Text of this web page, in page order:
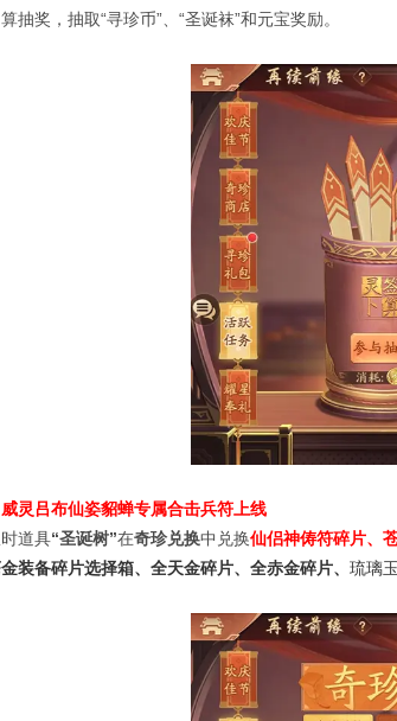
抽奖，抽取“寻珍币”、“圣诞袜”和元宝奖励。
灵吕布仙姿貂蝉专属合击兵符上线
道具“圣诞树”在奇珍兑换中兑换仙侣神俦符碎片、
装备碎片选择箱、全天金碎片、全赤金碎片、 琉璃